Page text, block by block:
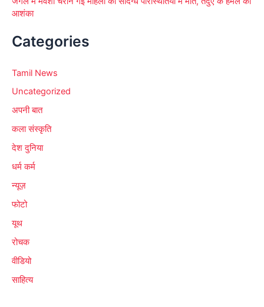
आशंका
Categories
Tamil News
Uncategorized
अपनी बात
कला संस्कृति
देश दुनिया
धर्म कर्म
न्यूज़
फोटो
यूथ
रोचक
वीडियो
साहित्य